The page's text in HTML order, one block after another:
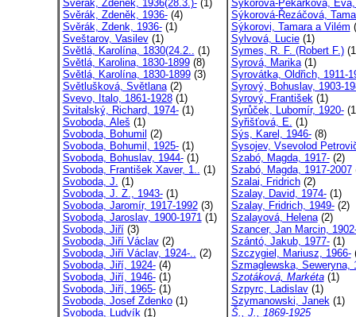
Svěrák, Zdeněk, 1936(28.3.)-(1)
Svěrák, Zdeněk, 1936-(4)
Svěrák, Zdenk, 1936-(1)
Sveštarov, Vasilev(1)
Světlá, Karolína, 1830(24.2.. (1)
Světlá, Karolina, 1830-1899(8)
Světlá, Karolína, 1830-1899(3)
Světlušková, Světlana(2)
Svevo, Italo, 1861-1928(1)
Svitalský, Richard, 1974-(1)
Svoboda, Aleš (1)
Svoboda, Bohumil (2)
Svoboda, Bohumil, 1925-(1)
Svoboda, Bohuslav, 1944-(1)
Svoboda, František Xaver, 1.. (1)
Svoboda, J. (1)
Svoboda, J. Z., 1943-(1)
Svoboda, Jaromír, 1917-1992(3)
Svoboda, Jaroslav, 1900-1971(1)
Svoboda, Jiří(3)
Svoboda, Jiří Václav(2)
Svoboda, Jiří Václav, 1924-.. (2)
Svoboda, Jiří, 1924-(4)
Svoboda, Jiří, 1946-(1)
Svoboda, Jiří, 1965-(1)
Svoboda, Josef Zdenko(1)
Svoboda, Ludvík(1)
Sýkorová-Pekárková,
Sýkorová-Řezáčová,
Sýkorovi, Tamara a Vilém
Sylvová, Lucie(1)
Symes, R. F. (Robert F.)
Syrová, Marika(1)
Syrovátka, Oldřich, 1911-
Syrový, Bohuslav, 1903-
Syrový, František(1)
Syrůček, Lubomír, 1920-
Syřišťová, E. (1)
Sýs, Karel, 1946-(8)
Sysojev, Vsevolod
Szabó, Magda, 1917-(2)
Szabó, Magda, 1917-2007
Szalai, Fridrich(2)
Szalay, David, 1974-(1)
Szalay, Fridrich, 1949-(2)
Szalayová, Helena(2)
Szancer, Jan Marcin,
Szántó, Jakub, 1977-(1)
Szczygiel, Mariusz, 1966-
Szmaglewska, Seweryna,
Szotáková, Markéta(1)
Szpyrc, Ladislav(1)
Szymanowski, Janek(1)
Š., J., 1869-1925